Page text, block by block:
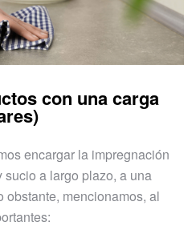
con una carga
encargar la impregnación
a largo plazo, a una
mencionamos, al